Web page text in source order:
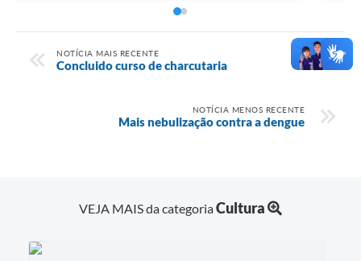
NOTÍCIA MAIS RECENTE
Concluido curso de charcutaria
NOTÍCIA MENOS RECENTE
Mais nebulização contra a dengue
VEJA MAIS da categoriaCultura